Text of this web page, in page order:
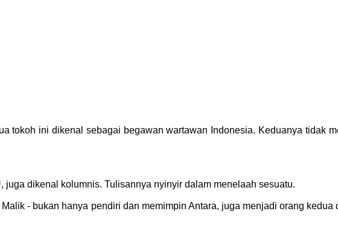
tokoh ini dikenal sebagai begawan wartawan Indonesia. Keduanya tidak
dikenal kolumnis. Tulisannya nyinyir dalam menelaah sesuatu.
- bukan hanya pendiri dan memimpin Antara, juga menjadi orang